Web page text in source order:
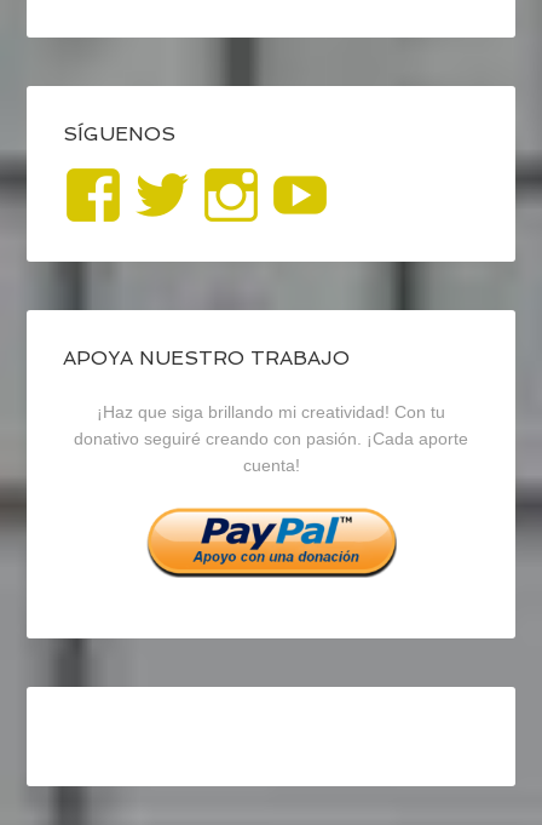
SÍGUENOS
Ver
perfil
de
blogrecursosep
en
Facebook
Ver
perfil
de
recursosep
en
Twitter
Ver
perfil
de
recursosep
en
Instagram
APOYA NUESTRO TRABAJO
¡Haz que siga brillando mi creatividad! Con tu
donativo seguiré creando con pasión. ¡Cada aporte
cuenta!